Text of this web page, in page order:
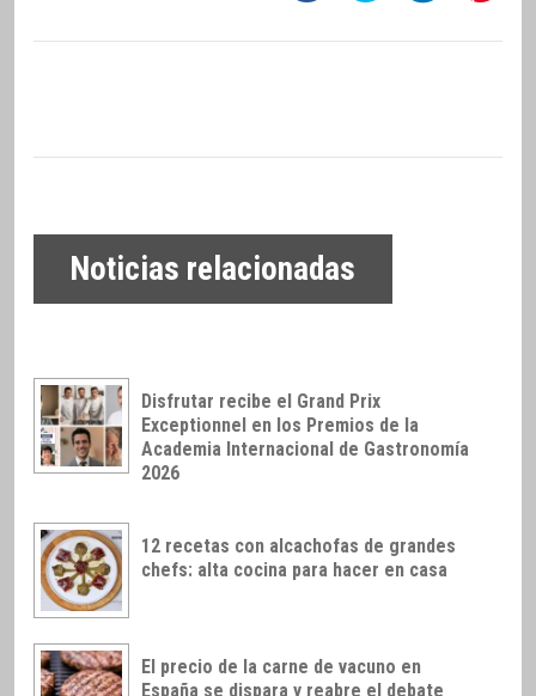
Noticias relacionadas
Disfrutar recibe el Grand Prix
Exceptionnel en los Premios de la
Academia Internacional de Gastronomía
2026
12 recetas con alcachofas de grandes
chefs: alta cocina para hacer en casa
El precio de la carne de vacuno en
España se dispara y reabre el debate